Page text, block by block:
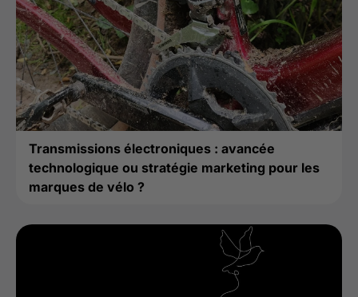
Transmissions électroniques : avancée
technologique ou stratégie marketing pour les
marques de vélo ?